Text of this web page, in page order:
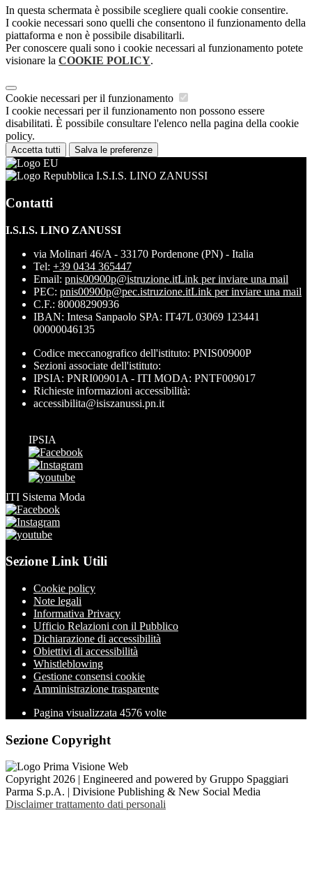
In questa schermata è possibile scegliere quali cookie consentire.
I cookie necessari sono quelli che consentono il funzionamento della
piattaforma e non è possibile disabilitarli.
Per conoscere quali sono i cookie necessari al funzionamento potete
visionare la COOKIE POLICY.
Cookie necessari per il funzionamento
I cookie necessari per il funzionamento non possono essere
disabilitati. È possibile consultare l'elenco nella pagina della cookie
policy.
Accetta tutti Salva le preferenze
I.S.I.S. LINO ZANUSSI
Contatti
I.S.I.S. LINO ZANUSSI
via Molinari 46/A - 33170 Pordenone (PN) - Italia
Tel: +39 0434 365447
Email: pnis00900p@istruzione.itLink per inviare una mail
PEC: pnis00900p@pec.istruzione.itLink per inviare una mail
C.F.: 80008290936
IBAN: Intesa Sanpaolo SPA: IT47L 03069 123441
00000046135
Codice meccanografico dell'istituto: PNIS00900P
Sezioni associate dell'istituto:
IPSIA: PNRI00901A - ITI MODA: PNTF009017
Richieste informazioni accessibilità:
accessibilita@isiszanussi.pn.it
IPSIA
ITI Sistema Moda
Sezione Link Utili
Cookie policy
Note legali
Informativa Privacy
Ufficio Relazioni con il Pubblico
Dichiarazione di accessibilità
Obiettivi di accessibilità
Whistleblowing
Gestione consensi cookie
Amministrazione trasparente
Pagina visualizzata 4576 volte
Sezione Copyright
Copyright 2026 | Engineered and powered by Gruppo Spaggiari
Parma S.p.A. | Divisione Publishing & New Social Media
Disclaimer trattamento dati personali